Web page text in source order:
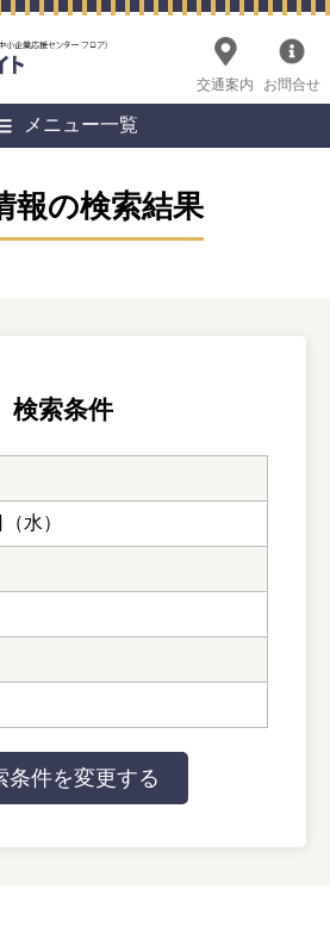
交通案内 お問合せ
メニュー一覧
報の検索結果
検索条件
水）